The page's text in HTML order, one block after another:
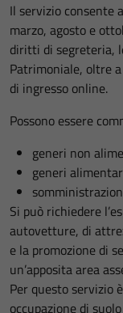
Il servizio consente
marzo, agosto e
diritti di segreteria,
Patrimoniale, oltre
di ingresso online.
Possono essere
generi non
generi
Si può richiedere
autovetture, di
e la promozione di
un’apposita area
Per questo servizio
occupazione di